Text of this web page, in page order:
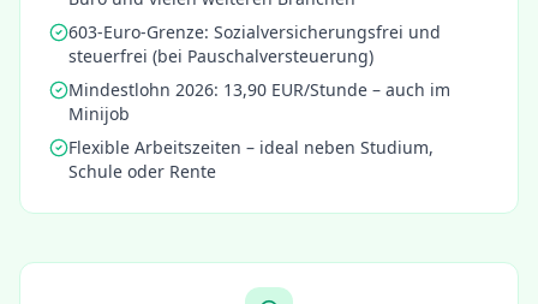
603-Euro-Grenze: Sozialversicherungsfrei und
steuerfrei (bei Pauschalversteuerung)
Mindestlohn 2026: 13,90 EUR/Stunde – auch im
Minijob
Flexible Arbeitszeiten – ideal neben Studium,
Schule oder Rente